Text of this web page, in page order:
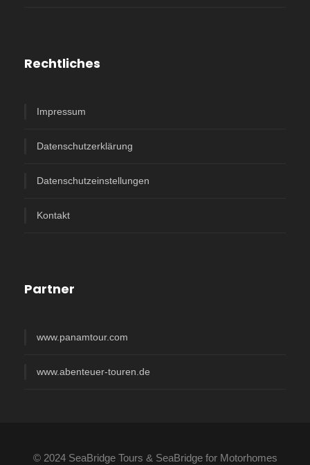
Rechtliches
Impressum
Datenschutzerklärung
Datenschutzeinstellungen
Kontakt
Partner
www.panamtour.com
www.abenteuer-touren.de
© 2024 SeaBridge Tours & SeaBridge for Motorhomes